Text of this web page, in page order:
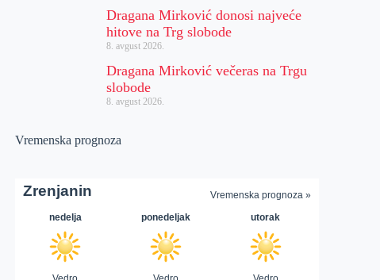
Dragana Mirković donosi najveće
hitove na Trg slobode
8. avgust 2026.
Dragana Mirković večeras na Trgu
slobode
8. avgust 2026.
Vremenska prognoza